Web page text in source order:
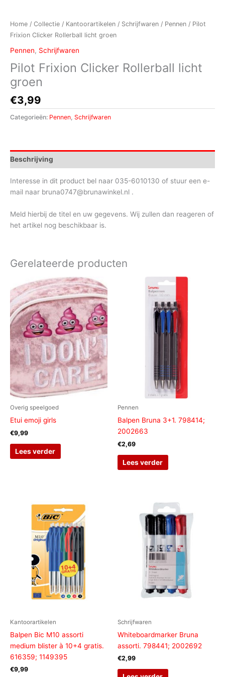
Home / Collectie / Kantoorartikelen / Schrijfwaren / Pennen / Pilot
Frixion Clicker Rollerball licht groen
Pennen, Schrijfwaren
Pilot Frixion Clicker Rollerball licht
groen
€3,99
Categorieën: Pennen Schrijfwaren
Beschrijving
Interesse in dit product bel naar 035-6010130 of stuur een e-
mail naar bruna0747@brunawinkel.nl .
Meld hierbij de titel en uw gegevens. Wij zullen dan reageren of
het artikel nog beschikbaar is.
Gerelateerde producten
Overig speelgoed
Etui emoji girls
€9,99
Lees verder
Pennen
Balpen Bruna 3+1. 798414;
2002663
€2,69
Lees verder
Kantoorartikelen
Balpen Bic M10 assorti
medium blister à 10+4 gratis.
616359; 1149395
€9,99
Schrijfwaren
Whiteboardmarker Bruna
assorti. 798441; 2002692
€2,99